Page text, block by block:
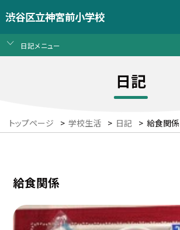
渋谷区立神宮前小学校
日記メニュー
日記
トップページ > 学校生活 > 日記 > 給食関係
給食関係